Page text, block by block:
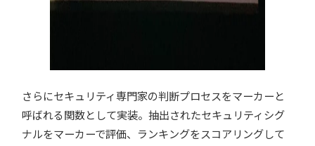
さらにセキュリティ専門家の判断プロセスをマーカーと
呼ばれる関数として実装。抽出されたセキュリティシグ
ナルをマーカーで評価、ランキングをスコアリングして